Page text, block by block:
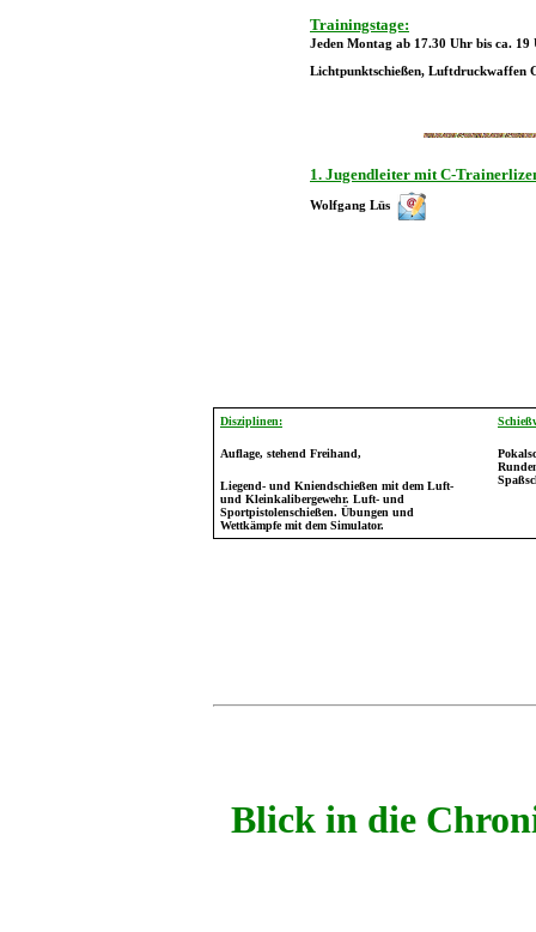
Trainingstage:
Jeden Montag ab 17.30 Uhr bis ca. 19
Lichtpunktschießen, Luftdruckwaffen
1. Jugendleiter mitC-
Wolfgang Lüs
Disziplinen:
Auflage, stehend Freihand,
Liegend- und Kniendschießen mit dem Luft-
und Kleinkalibergewehr. Luft- und
Sportpistolenschießen. Übungen und
Wettkämpfe mit dem Simulator.
Blick in die